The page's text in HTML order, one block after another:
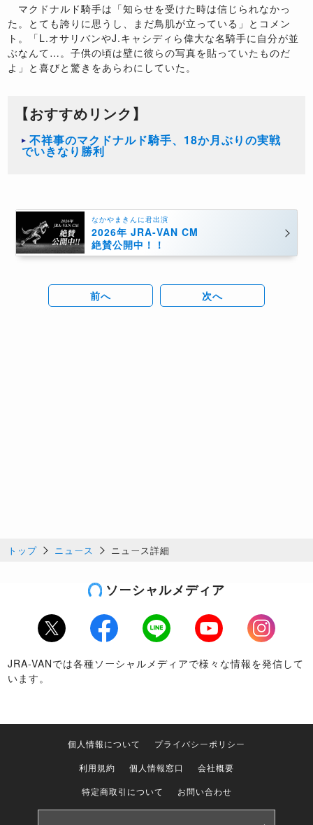
マクドナルド騎手は「知らせを受けた時は信じられなかっ
た。とても誇りに思うし、まだ鳥肌が立っている」とコメン
ト。「L.オサリバンやJ.キャシディら偉大な名騎手に自分が並
ぶなんて…。子供の頃は壁に彼らの写真を貼っていたものだ
よ」と喜びと驚きをあらわにしていた。
【おすすめリンク】
不祥事のマクドナルド騎手、18か月ぶりの実戦
でいきなり勝利
なかやまきんに君出演
2026年 JRA-VAN CM
絶賛公開中！！
前へ 次へ
トップ ニュース ニュース詳細
ソーシャルメディア
Twitter Facebook LINE Youtube
Instagram
JRA-VANでは各種ソーシャルメディアで様々な情報を発信して
います。
個人情報について
プライバシーポリシー
利用規約
個人情報窓口
会社概要
特定商取引について
お問い合わせ